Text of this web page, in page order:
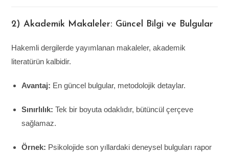
2) Akademik Makaleler: Güncel Bilgi ve Bulgular
Hakemli dergilerde yayımlanan makaleler, akademik
literatürün kalbidir.
Avantaj: En güncel bulgular, metodolojik detaylar.
Sınırlılık: Tek bir boyuta odaklıdır, bütüncül çerçeve
sağlamaz.
Örnek: Psikolojide son yıllardaki deneysel bulguları rapor